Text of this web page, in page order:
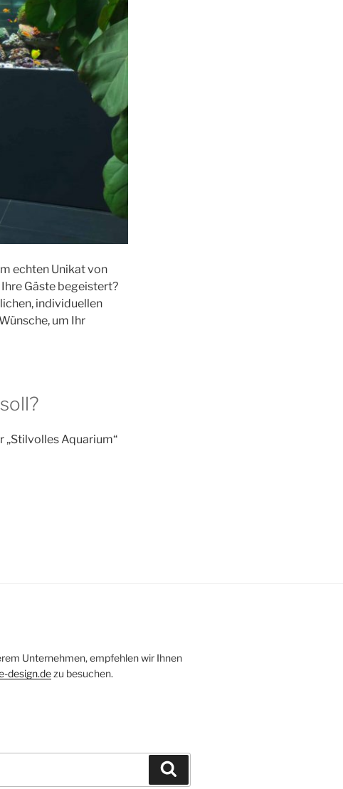
echten Unikat von
Gäste begeistert?
individuellen
um Ihr
„Stilvolles Aquarium“
Unternehmen, empfehlen wir Ihnen
design.dezu besuchen.